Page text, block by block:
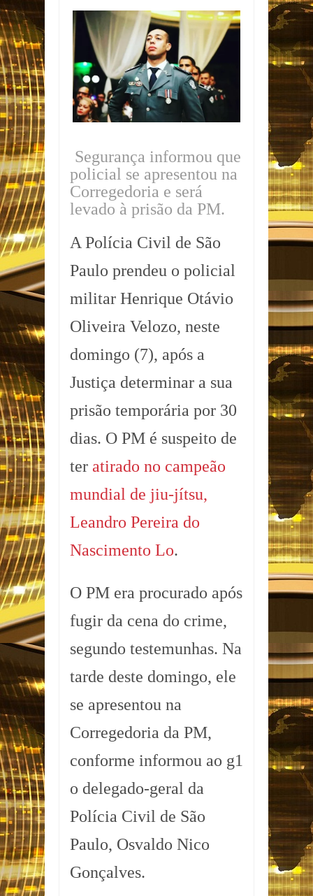
Segurança informou que
policial se apresentou na
Corregedoria e será
levado à prisão da PM.
A Polícia Civil de São
Paulo prendeu o policial
militar Henrique Otávio
Oliveira Velozo, neste
domingo (7), após a
Justiça determinar a sua
prisão temporária por 30
dias. O PM é suspeito de
ter atirado no campeão
mundial de jiu-jítsu,
Leandro Pereira do
Nascimento Lo.
O PM era procurado após
fugir da cena do crime,
segundo testemunhas. Na
tarde deste domingo, ele
se apresentou na
Corregedoria da PM,
conforme informou ao g1
o delegado-geral da
Polícia Civil de São
Paulo, Osvaldo Nico
Gonçalves.